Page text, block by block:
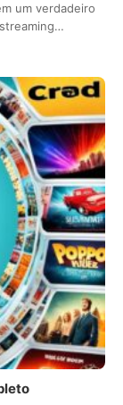
um verdadeiro